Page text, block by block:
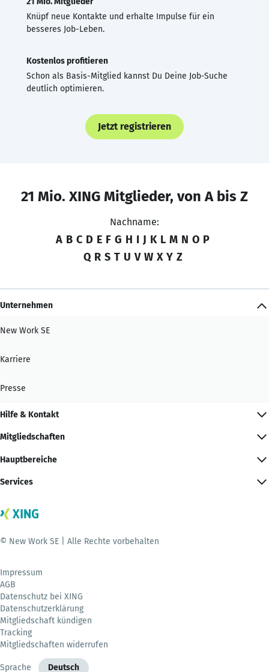
Knüpf neue Kontakte und erhalte Impulse für ein
besseres Job-Leben.
Kostenlos profitieren
Schon als Basis-Mitglied kannst Du Deine Job-Suche
deutlich optimieren.
Jetzt registrieren
21 Mio. XING Mitglieder, von A bis Z
Nachname:
A B C D E F G H I J K L M N O P
Q R S T U V W X Y Z
Unternehmen
New Work SE
Karriere
Presse
Hilfe & Kontakt
Mitgliedschaften
Hauptbereiche
Services
© New Work SE | Alle Rechte vorbehalten
Impressum
AGB
Datenschutz bei XING
Datenschutzerklärung
Mitgliedschaft kündigen
Tracking
Mitgliedschaften widerrufen
Sprache Deutsch